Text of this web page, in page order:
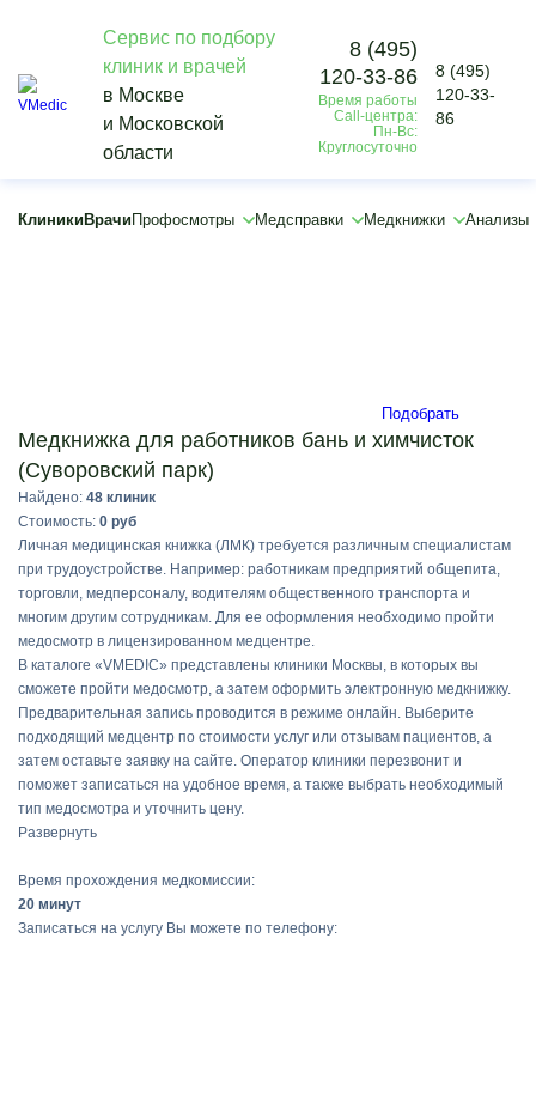
Сервис по подбору
клиник и врачей
в Москве
и Московской
области
8 (495)
120-33-86
Время работы
Call-центра:
Пн-Вс:
Круглосуточно
8 (495)
120-33-
86
Клиники Врачи Профосмотры Медсправки Медкнижки Анализы
Vmedic
Медкнижки
Медицинская книжка для работников бань и химчисток
Подобрать
Медкнижка для работников бань и химчисток
(Суворовский парк)
Найдено: 48 клиник
Стоимость: 0 руб
Личная медицинская книжка (ЛМК) требуется различным специалистам
при трудоустройстве. Например: работникам предприятий общепита,
торговли, медперсоналу, водителям общественного транспорта и
многим другим сотрудникам. Для ее оформления необходимо пройти
медосмотр в лицензированном медцентре.
В каталоге «VMEDIC» представлены клиники Москвы, в которых вы
сможете пройти медосмотр, а затем оформить электронную медкнижку.
Предварительная запись проводится в режиме онлайн. Выберите
подходящий медцентр по стоимости услуг или отзывам пациентов, а
затем оставьте заявку на сайте. Оператор клиники перезвонит и
поможет записаться на удобное время, а также выбрать необходимый
тип медосмотра и уточнить цену.
Развернуть
Время прохождения медкомиссии:
20 минут
Записаться на услугу Вы можете по телефону: